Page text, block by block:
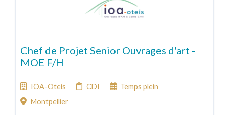
Chef de Projet Senior Ouvrages d'art -
MOE F/H
IOA-Oteis CDI
Temps plein
Montpellier